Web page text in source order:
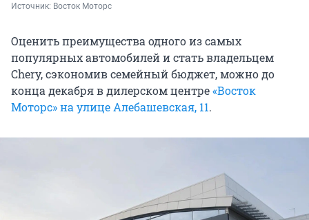
Источник: Восток Моторс
Оценить преимущества одного из самых
популярных автомобилей и стать владельцем
Chery, сэкономив семейный бюджет, можно до
конца декабря в дилерском центре«Восток
Моторс» на улице Алебашевская, 11.